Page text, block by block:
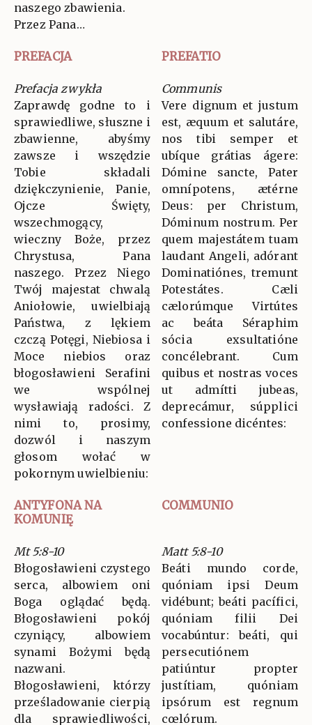
naszego zbawienia.
Przez Pana…
PREFACJA PREFATIO
Prefacja zwykła
Zaprawdę godne to i
sprawiedliwe, słuszne i
zbawienne, abyśmy
zawsze i wszędzie
Tobie składali
dziękczynienie, Panie,
Ojcze Święty,
wszechmogący,
wieczny Boże, przez
Chrystusa, Pana
naszego. Przez Niego
Twój majestat chwalą
Aniołowie, uwielbiają
Państwa, z lękiem
czczą Potęgi, Niebiosa i
Moce niebios oraz
błogosławieni Serafini
we wspólnej
wysławiają radości. Z
nimi to, prosimy,
dozwól i naszym
głosom wołać w
pokornym uwielbieniu:
Communis
Vere dignum et justum
est, æquum et salutáre,
nos tibi semper et
ubíque grátias ágere:
Dómine sancte, Pater
omnípotens, ætérne
Deus: per Christum,
Dóminum nostrum. Per
quem majestátem tuam
laudant Angeli, adórant
Dominatiónes, tremunt
Potestátes. Cæli
cælorúmque Virtútes
ac beáta Séraphim
sócia exsultatióne
concélebrant. Cum
quibus et nostras voces
ut admítti jubeas,
deprecámur, súpplici
confessione dicéntes:
ANTYFONA NA
KOMUNIĘ
COMMUNIO
Mt 5:8-10
Błogosławieni czystego
serca, albowiem oni
Boga oglądać będą.
Błogosławieni pokój
czyniący, albowiem
synami Bożymi będą
nazwani.
Błogosławieni, którzy
prześladowanie cierpią
dla sprawiedliwości,
Matt 5:8-10
Beáti mundo corde,
quóniam ipsi Deum
vidébunt; beáti pacífici,
quóniam filii Dei
vocabúntur: beáti, qui
persecutiónem
patiúntur propter
justítiam, quóniam
ipsórum est regnum
cœlórum.